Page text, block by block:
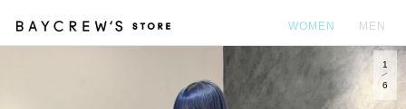
WOMEN MEN
1
6